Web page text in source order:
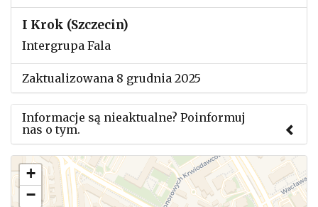
I Krok (Szczecin)
Intergrupa Fala
Zaktualizowana 8 grudnia 2025
Informacje są nieaktualne? Poinformuj
nas o tym.
Użyj tego formularza aby przesłać informację o
zmianach w powyższym mityngu.
+
−